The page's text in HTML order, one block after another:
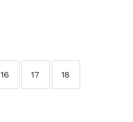
16 17 18